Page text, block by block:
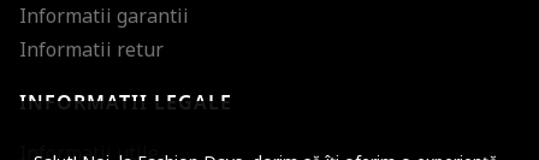
Informatii garantii
Informatii retur
INFORMATII LEGALE
Informatii utile